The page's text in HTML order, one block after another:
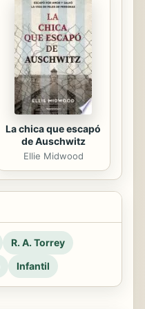
La chica que escapó
de Auschwitz
Ellie Midwood
R. A. Torrey
Infantil